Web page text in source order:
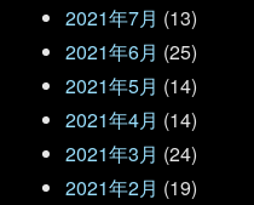
2021年7月 (13)
2021年6月 (25)
2021年5月 (14)
2021年4月 (14)
2021年3月 (24)
2021年2月 (19)